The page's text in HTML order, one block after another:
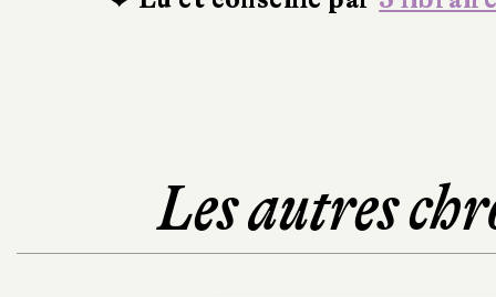
Les autres